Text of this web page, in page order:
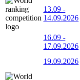
13.09 -
14.09.2026
16.09 -
17.09.2026
19.09.2026